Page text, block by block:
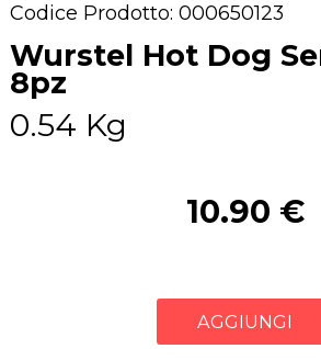
Codice Prodotto: 000650123
Wurstel Hot Dog
8pz
0.54 Kg
10.90 €
AGGIUNGI